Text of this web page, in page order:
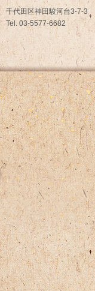
千代田区神田駿河台3-7-3
Tel. 03-5577-6682